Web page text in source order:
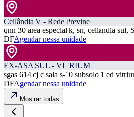
Ceilândia V - Rede Previne
qnn 30 area especial k, sn, ceilandia sul,
DFAgendar nessa unidade
EX-ASA SUL - VITRIUM
sgas 614 cj c sala s-10 subsolo 1 ed
DFAgendar nessa unidade
Mostrar todas